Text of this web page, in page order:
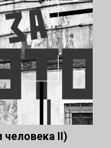
человека II)